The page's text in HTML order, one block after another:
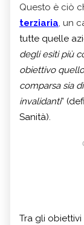
Questo è ciò
terziaria, un
tutte quelle
degli esiti più
obiettivo
comparsa sia
invalidanti”
Sanità).
Tra gli